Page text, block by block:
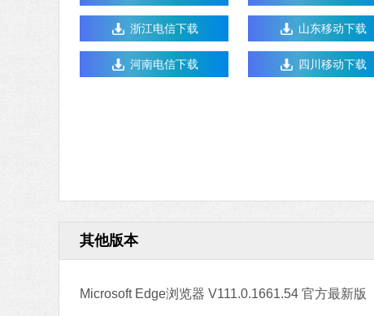
浙江电信下载 山东移动下载
河南电信下载 四川移动下载
其他版本
Microsoft Edge浏览器 V111.0.1661.54 官方最新版